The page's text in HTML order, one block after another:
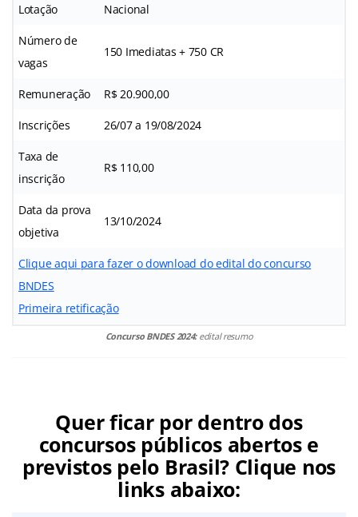
Lotação Nacional
Número de
vagas
150 Imediatas + 750 CR
Remuneração R$ 20.900,00
Inscrições 26/07 a 19/08/2024
Taxa de
inscrição
R$ 110,00
Data da prova
objetiva
13/10/2024
Clique aqui para fazer o download do edital do concurso
BNDES
Primeira retificação
Concurso BNDES 2024: edital resumo
Quer ficar por dentro dos
concursos públicos abertos e
previstos pelo Brasil? Clique nos
links abaixo: